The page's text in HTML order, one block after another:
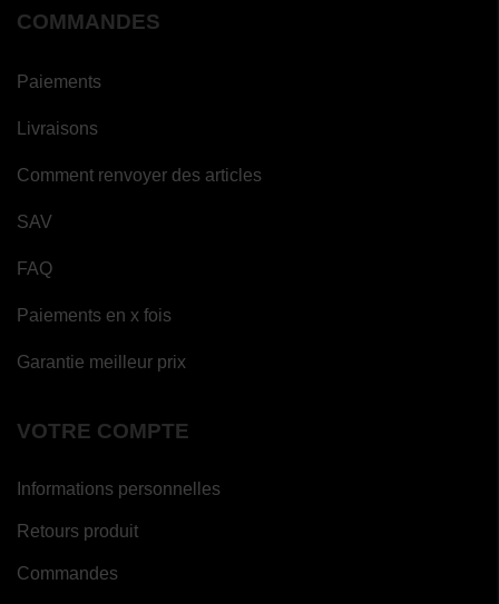
COMMANDES
Paiements
Livraisons
Comment renvoyer des articles
SAV
FAQ
Paiements en x fois
Garantie meilleur prix
VOTRE COMPTE
Informations personnelles
Retours produit
Commandes